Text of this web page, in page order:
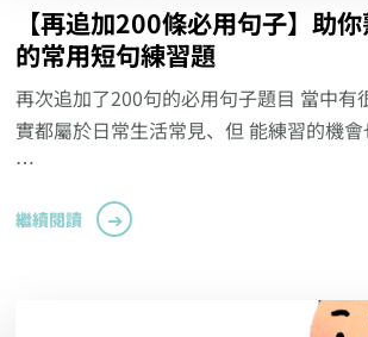
【再追加200條必用句子】助
的常用短句練習題
再次追加了200句的必用句子題目 當中有
實都屬於日常生活常見、但 能練習的機
…
繼續閱讀